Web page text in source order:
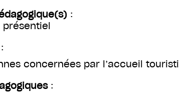
:
présentiel
concernées par l’accueil
: